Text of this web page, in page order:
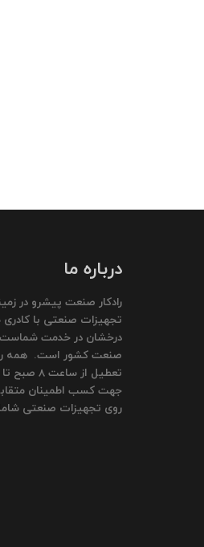
درباره ما
رادکار صنعت پیشرو در
تجهیزات صنعتی با
صنعت کشور است. همه
جهت کسب اطمینان
روی تجهیزات صنعتی